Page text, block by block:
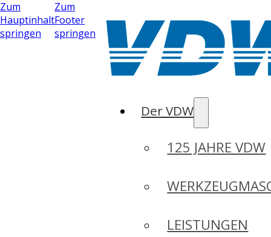
Zum
Hauptinhalt
springen
Zum
Footer
springen
Der VDW
125 JAHRE VDW
LEISTUNGEN